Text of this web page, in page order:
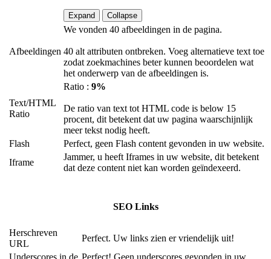
Expand Collapse
Afbeeldingen
We vonden 40 afbeeldingen in de pagina.
40 alt attributen ontbreken. Voeg alternatieve text toe
zodat zoekmachines beter kunnen beoordelen wat
het onderwerp van de afbeeldingen is.
Text/HTML
Ratio
Ratio : 9%
De ratio van text tot HTML code is below 15
procent, dit betekent dat uw pagina waarschijnlijk
meer tekst nodig heeft.
Flash
Perfect, geen Flash content gevonden in uw website.
Iframe
Jammer, u heeft Iframes in uw website, dit betekent
dat deze content niet kan worden geïndexeerd.
SEO Links
Herschreven
URL
Perfect. Uw links zien er vriendelijk uit!